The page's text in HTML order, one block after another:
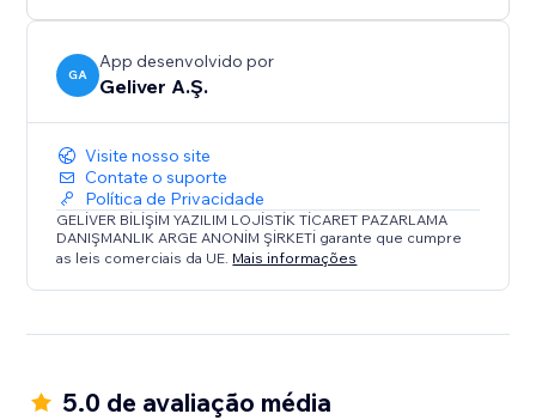
GA
App desenvolvido por
Geliver A.Ş.
Visite nosso site
Contate o suporte
Política de Privacidade
GELİVER BİLİŞİM YAZILIM LOJİSTİK TİCARET PAZARLAMA
DANIŞMANLIK ARGE ANONİM ŞİRKETİ garante que cumpre
as leis comerciais da UE. Mais informações
5.0 de avaliação média